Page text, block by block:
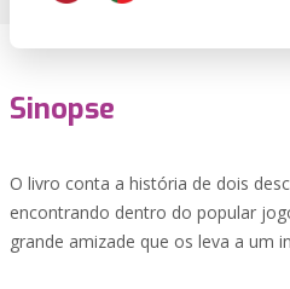
Sinopse
O livro conta a história de dois
encontrando dentro do popular
grande amizade que os leva a um